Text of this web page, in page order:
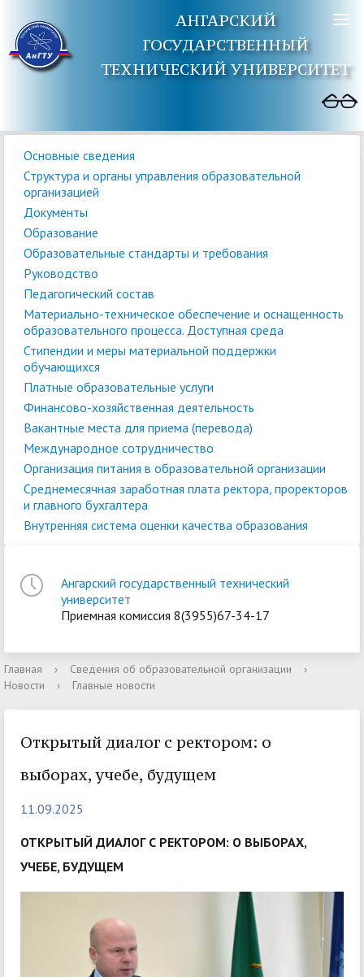
АНГАРСКИЙ
ГОСУДАРСТВЕННЫЙ
ТЕХНИЧЕСКИЙ УНИВЕРСИТЕТ
Основные сведения
Структура и органы управления образовательной
организацией
Документы
Образование
Образовательные стандарты и требования
Руководство
Педагогический состав
Материально-техническое обеспечение и оснащенность
образовательного процесса. Доступная среда
Стипендии и меры материальной поддержки
обучающихся
Платные образовательные услуги
Финансово-хозяйственная деятельность
Вакантные места для приема (перевода)
Международное сотрудничество
Организация питания в образовательной организации
Среднемесячная заработная плата ректора, проректоров
и главного бухгалтера
Внутренняя система оценки качества образования
Ангарский государственный технический
университет
Приемная комиссия 8(3955)67-34-17
Главная › Сведения об образовательной организации
›
Новости
› Главные новости
Открытый диалог с ректором: о
выборах, учебе, будущем
11.09.2025
ОТКРЫТЫЙ ДИАЛОГ С РЕКТОРОМ: О ВЫБОРАХ,
УЧЕБЕ, БУДУЩЕМ